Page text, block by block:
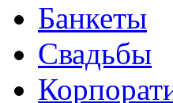
Банкеты
Свадьбы